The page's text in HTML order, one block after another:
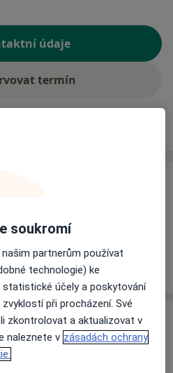
údaje
termín
žádné informace o
službách.
soukromí
partnerům používat
technologie) ke
účely a poskytování
při procházení. Své
zkontrolovat a aktualizovat v
naleznete v zásadách ochrany